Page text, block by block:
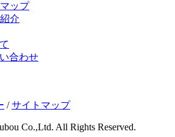
ップ
介
合わせ
/サイトマップ
Co.,Ltd. All Rights Reserved.